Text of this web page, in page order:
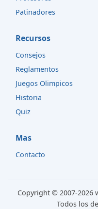
Patinadores
Recursos
Consejos
Reglamentos
Juegos Olimpicos
Historia
Quiz
Mas
Contacto
Copyright © 2007-2026
Todos los